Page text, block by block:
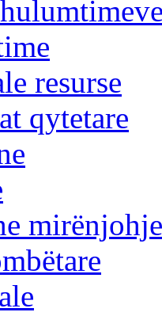
resurse
qytetare
mirënjohje